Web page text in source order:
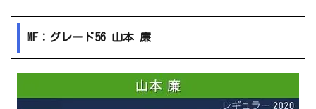
MF：グレード56 山本 廉